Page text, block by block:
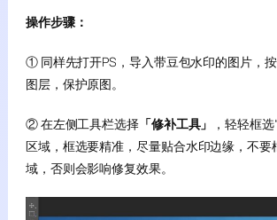
操作步骤：
① 同样先打开PS，导入带豆包水印的图片，按
图层，保护原图。
② 在左侧工具栏选择「修补工具」
，轻轻框
区域，框选要精准，尽量贴合水印边缘，不要
域，否则会影响修复效果。